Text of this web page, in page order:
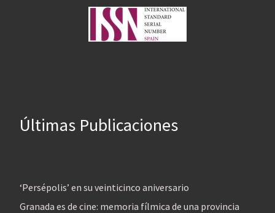
Últimas Publicaciones
‘Persépolis’ en su veinticinco aniversario
Granada es de cine: memoria fílmica de una provincia